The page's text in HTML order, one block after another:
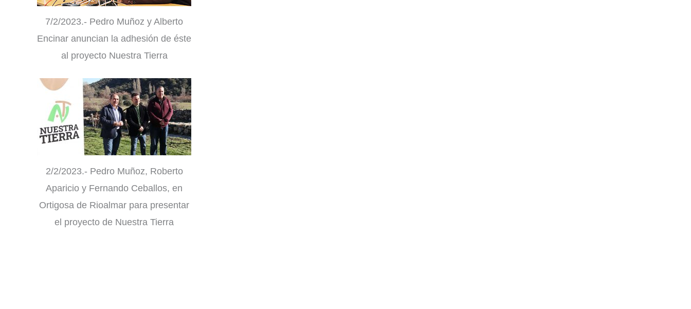
7/2/2023.- Pedro Muñoz y Alberto
Encinar anuncian la adhesión de éste
al proyecto Nuestra Tierra
2/2/2023.- Pedro Muñoz, Roberto
Aparicio y Fernando Ceballos, en
Ortigosa de Rioalmar para presentar
el proyecto de Nuestra Tierra